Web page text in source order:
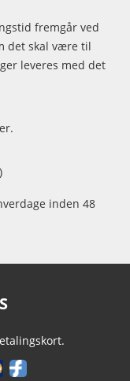
fremgår ved
det skal være til
leveres med det
inden 48